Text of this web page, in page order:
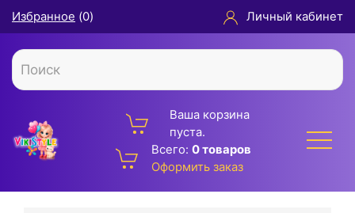
Избранное (0) Личный кабинет
Ваша корзина
пуста.
Всего: 0 товаров
Оформить заказ